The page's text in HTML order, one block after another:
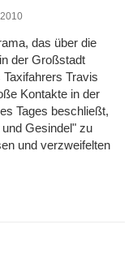
das über die
der Großstadt
Travis
Kontakte in der
Tages beschließt,
Gesindel" zu
und verzweifelten